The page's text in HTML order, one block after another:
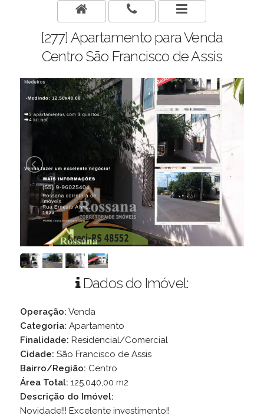
[277] Apartamento para Venda
Centro São Francisco de Assis
Dados do Imóvel:
Operação: Venda
Categoria: Apartamento
Finalidade: Residencial/Comercial
Cidade: São Francisco de Assis
Bairro/Região: Centro
Área Total: 125.040,00 m2
Descrição do Imóvel:
Novidade!!! Excelente investimento!!